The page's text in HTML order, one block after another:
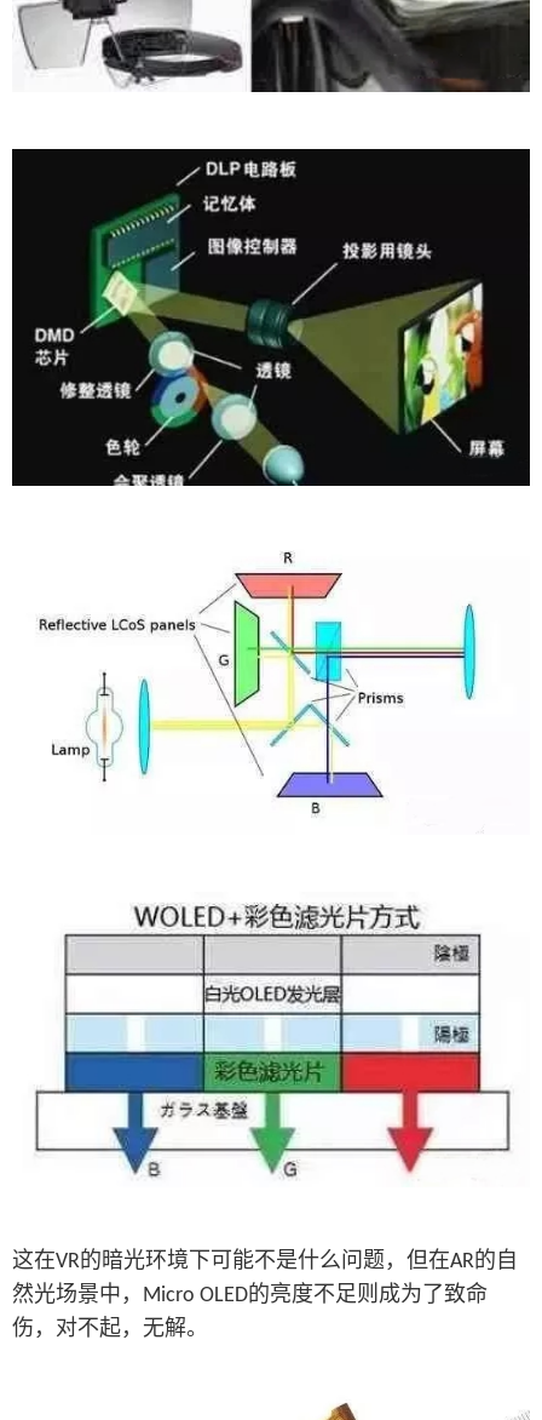
这在VR的暗光环境下可能不是什么问题，但在AR的自
然光场景中，
Micro OLED的亮度不足则成为了致命
伤，对不起，无解。